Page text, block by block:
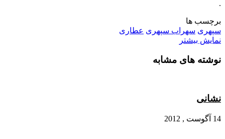
.
برچسب ها
سپهری سهراب سپهری عطاری
نمایش بیشتر
نوشته های مشابه
نشانی
14 آگوست , 2012